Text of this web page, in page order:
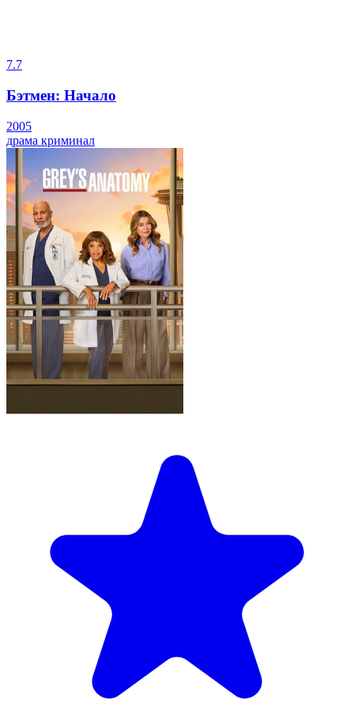
7.7
Бэтмен: Начало
2005
драма криминал